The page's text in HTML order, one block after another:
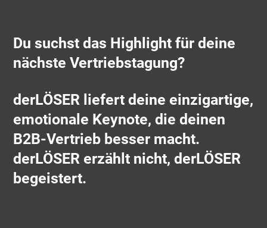
Du suchst das Highlight für deine
nächste Vertriebstagung?
derLÖSER liefert deine einzigartige,
emotionale Keynote, die deinen
B2B-Vertrieb besser macht.
derLÖSER erzählt nicht, derLÖSER
begeistert.